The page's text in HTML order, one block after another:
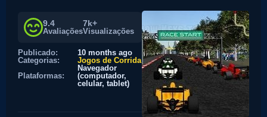
9.4
Avaliações
7k+
Visualizações
Publicado:
10 months ago
Categorias:
Jogos de Corrida
Plataformas:
Navegador
(computador,
celular, tablet)